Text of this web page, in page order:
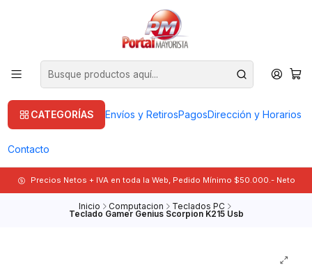
CATEGORÍAS Envíos y RetirosPagosDirección y Horarios
Contacto
Precios Netos + IVA en toda la Web, Pedido Mínimo $50.000.- Neto
Inicio Computacion Teclados PC
Teclado Gamer Genius Scorpion K215 Usb